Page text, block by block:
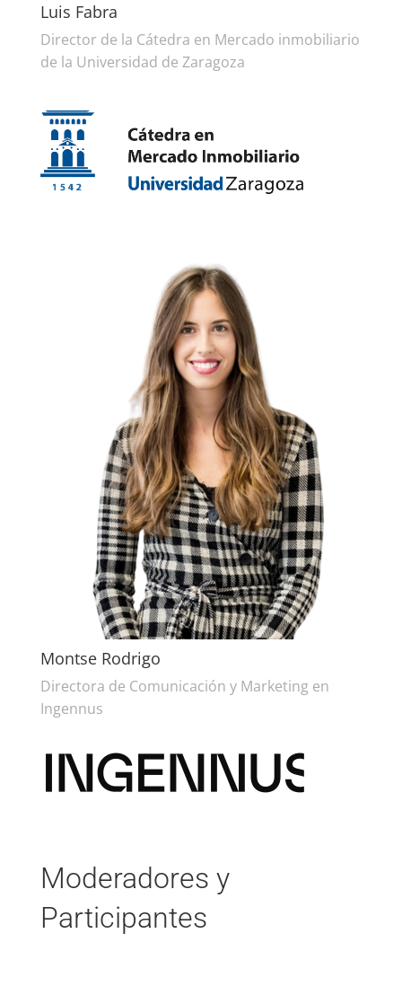
Luis Fabra
Director de la Cátedra en Mercado inmobiliario
de la Universidad de Zaragoza
Montse Rodrigo
Directora de Comunicación y Marketing en
Ingennus
Moderadores y
Participantes